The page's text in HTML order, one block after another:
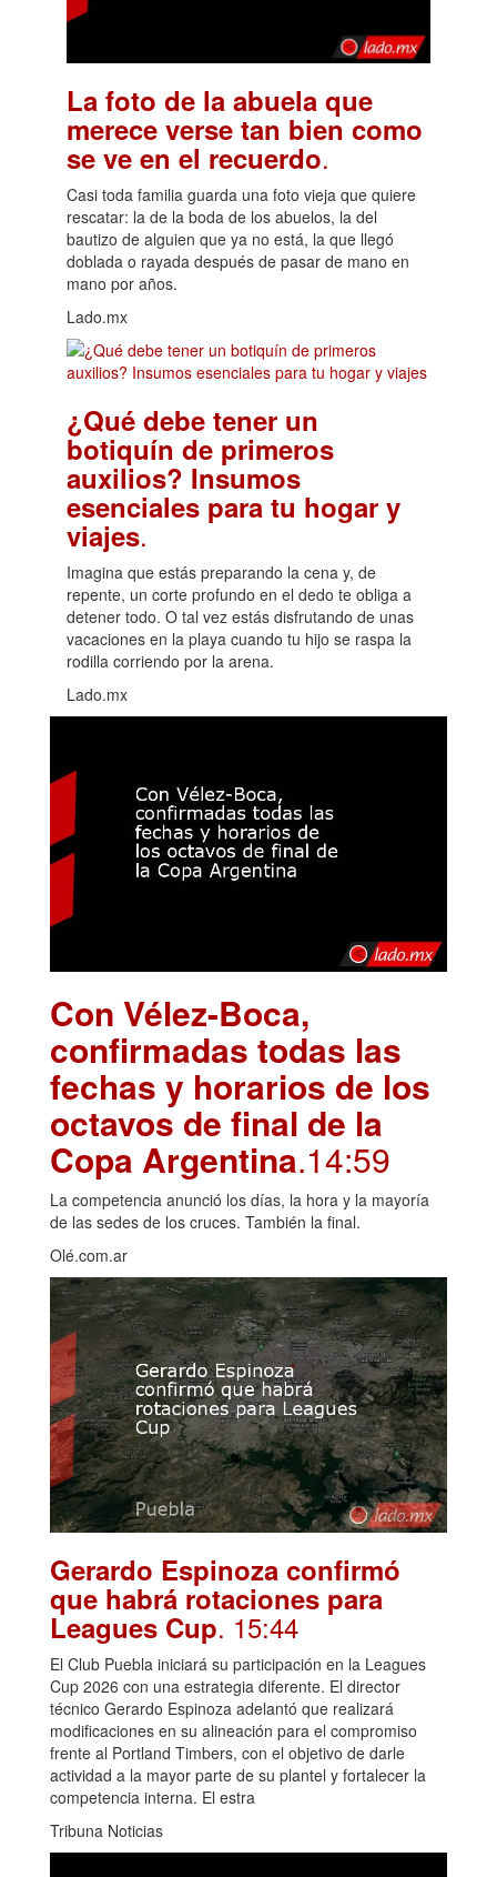
La foto de la abuela que
merece verse tan bien como
se ve en el recuerdo.
Casi toda familia guarda una foto vieja que quiere
rescatar: la de la boda de los abuelos, la del
bautizo de alguien que ya no está, la que llegó
doblada o rayada después de pasar de mano en
mano por años.
Lado.mx
¿Qué debe tener un
botiquín de primeros
auxilios? Insumos
esenciales para tu hogar y
viajes.
Imagina que estás preparando la cena y, de
repente, un corte profundo en el dedo te obliga a
detener todo. O tal vez estás disfrutando de unas
vacaciones en la playa cuando tu hijo se raspa la
rodilla corriendo por la arena.
Lado.mx
Con Vélez-Boca,
confirmadas todas las
fechas y horarios de los
octavos de final de la
Copa Argentina.14:59
La competencia anunció los días, la hora y la mayoría
de las sedes de los cruces. También la final.
Olé.com.ar
Gerardo Espinoza confirmó
que habrá rotaciones para
Leagues Cup. 15:44
El Club Puebla iniciará su participación en la Leagues
Cup 2026 con una estrategia diferente. El director
técnico Gerardo Espinoza adelantó que realizará
modificaciones en su alineación para el compromiso
frente al Portland Timbers, con el objetivo de darle
actividad a la mayor parte de su plantel y fortalecer la
competencia interna. El estra
Tribuna Noticias